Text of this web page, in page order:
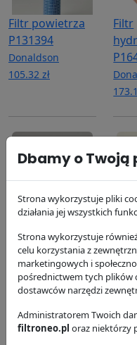
Filtr powietrza
P131394
Donaldson
105.32 zł
Filtr
Filtr powietrza
P181163
Donaldson
184.71 zł
Filtr
Dbamy o
Strona wykorzystuje pliki
działania jej wszystkich
Strona wykorzystuje
celu korzystania z
marketingowych i
pośrednictwem tych plików
dostawców narzędzi
Administratorem Twoich
filtroneo.pl oraz niektórzy